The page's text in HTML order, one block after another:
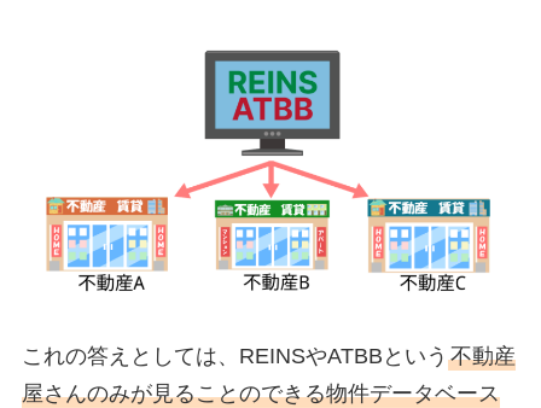
これの答えとしては、REINSやATBBという 不動産
屋さんのみが見ることのできる物件データベース